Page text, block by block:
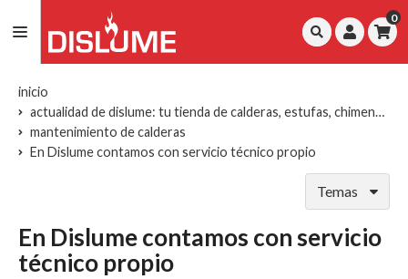
0
inicio
actualidad de dislume: tu tienda de calderas, estufas, chimeneas y repuestos
mantenimiento de calderas
En Dislume contamos con servicio técnico propio
Temas
En Dislume contamos con servicio
técnico propio